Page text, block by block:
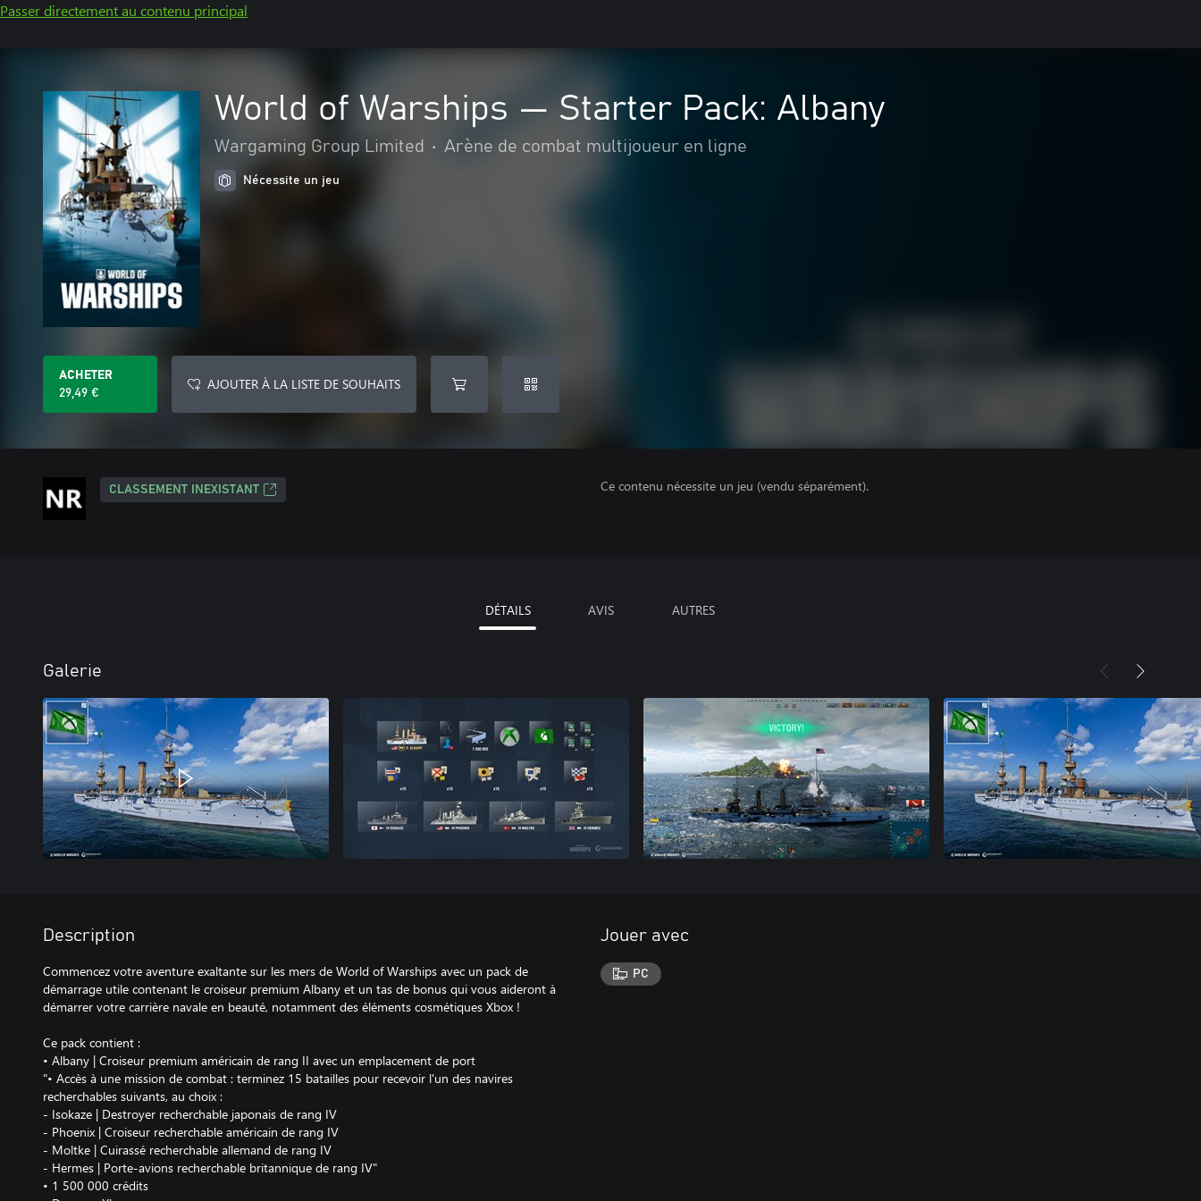
Passer directement au contenu principal
World of Warships — Starter Pack: Albany
Wargaming Group Limited • Arène de combat multijoueur en ligne
Nécessite un jeu
ACHETER
29,49 €
AJOUTER À LA LISTE DE SOUHAITS
CLASSEMENT INEXISTANT Ce contenu nécessite un jeu (vendu séparément).
DÉTAILS AVIS AUTRES
Galerie
Description
Commencez votre aventure exaltante sur les mers de World of Warships avec un pack de
démarrage utile contenant le croiseur premium Albany et un tas de bonus qui vous aideront à
démarrer votre carrière navale en beauté, notamment des éléments cosmétiques Xbox !
Ce pack contient :
• Albany | Croiseur premium américain de rang II avec un emplacement de port
"• Accès à une mission de combat : terminez 15 batailles pour recevoir l'un des navires
recherchables suivants, au choix :
- Isokaze | Destroyer recherchable japonais de rang IV
- Phoenix | Croiseur recherchable américain de rang IV
- Moltke | Cuirassé recherchable allemand de rang IV
- Hermes | Porte-avions recherchable britannique de rang IV"
• 1 500 000 crédits
Jouer avec
PC